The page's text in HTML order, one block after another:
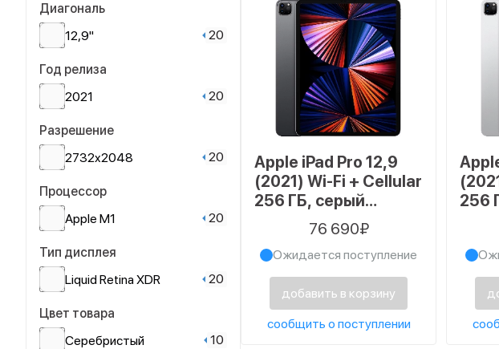
Диагональ
12,9"
20
Год релиза
2021
20
Разрешение
2732x2048
20
Процессор
Apple M1
20
Тип дисплея
Liquid Retina XDR
20
Цвет товара
Cеребристый
10
Apple iPad Pro 12,9
(2021) Wi-Fi + Cellular
256 ГБ, серый
космос76 690₽
Ожидается поступление
добавить в корзину
сообщить о поступлении
256